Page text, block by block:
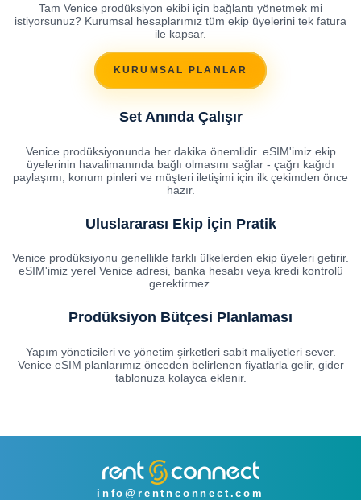
Tam Venice prodüksiyon ekibi için bağlantı yönetmek mi
istiyorsunuz? Kurumsal hesaplarımız tüm ekip üyelerini tek fatura
ile kapsar.
KURUMSAL PLANLAR
Set Anında Çalışır
Venice prodüksiyonunda her dakika önemlidir. eSIM'imiz ekip
üyelerinin havalimanında bağlı olmasını sağlar - çağrı kağıdı
paylaşımı, konum pinleri ve müşteri iletişimi için ilk çekimden önce
hazır.
Uluslararası Ekip İçin Pratik
Venice prodüksiyonu genellikle farklı ülkelerden ekip üyeleri getirir.
eSIM'imiz yerel Venice adresi, banka hesabı veya kredi kontrolü
gerektirmez.
Prodüksiyon Bütçesi Planlaması
Yapım yöneticileri ve yönetim şirketleri sabit maliyetleri sever.
Venice eSIM planlarımız önceden belirlenen fiyatlarla gelir, gider
tablonuza kolayca eklenir.
info@rentnconnect.com